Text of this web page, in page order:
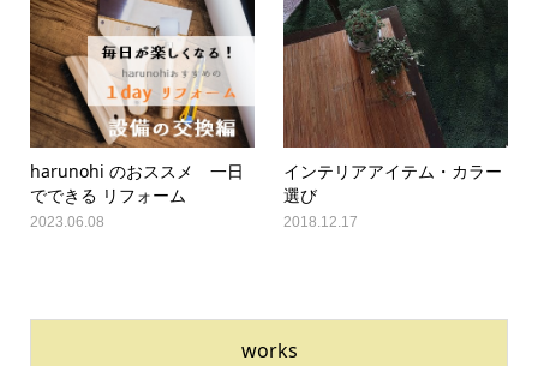
harunohi のおススメ 一日
でできる リフォーム
2023.06.08
インテリアアイテム・カラー
選び
2018.12.17
works